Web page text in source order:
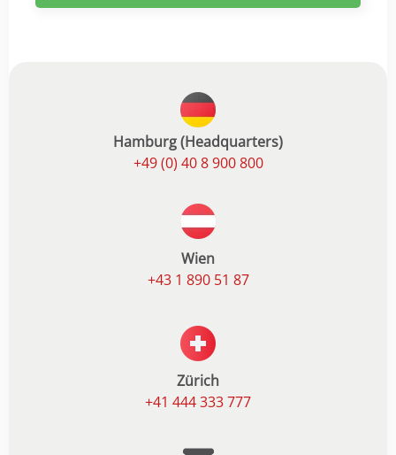
Hamburg (Headquarters)
+49 (0) 40 8 900 800
Wien
+43 1 890 51 87
Zürich
+41 444 333 777